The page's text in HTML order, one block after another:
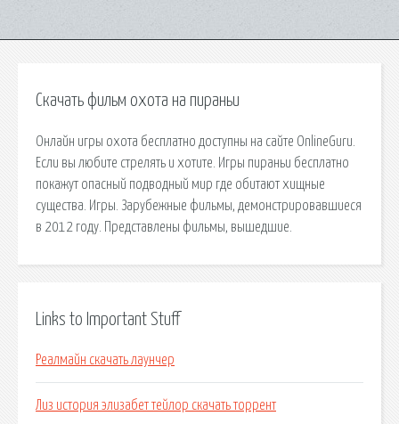
Скачать фильм охота на пираньи
Онлайн игры охота бесплатно доступны на сайте OnlineGuru.
Если вы любите стрелять и хотите. Игры пираньи бесплатно
покажут опасный подводный мир где обитают хищные
существа. Игры. Зарубежные фильмы, демонстрировавшиеся
в 2012 году. Представлены фильмы, вышедшие.
Links to Important Stuff
Реалмайн скачать лаунчер
Лиз история элизабет тейлор скачать торрент